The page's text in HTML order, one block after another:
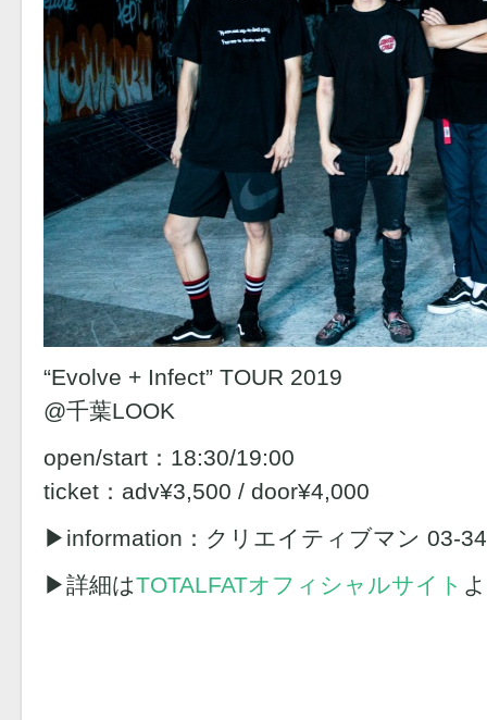
“Evolve + Infect” TOUR 2019
@千葉LOOK
open/start：18:30/19:00
ticket：adv¥3,500 / door¥4,000
▶︎information：クリエイティブマン 03-
▶︎詳細はTOTALFATオフィシャルサイト